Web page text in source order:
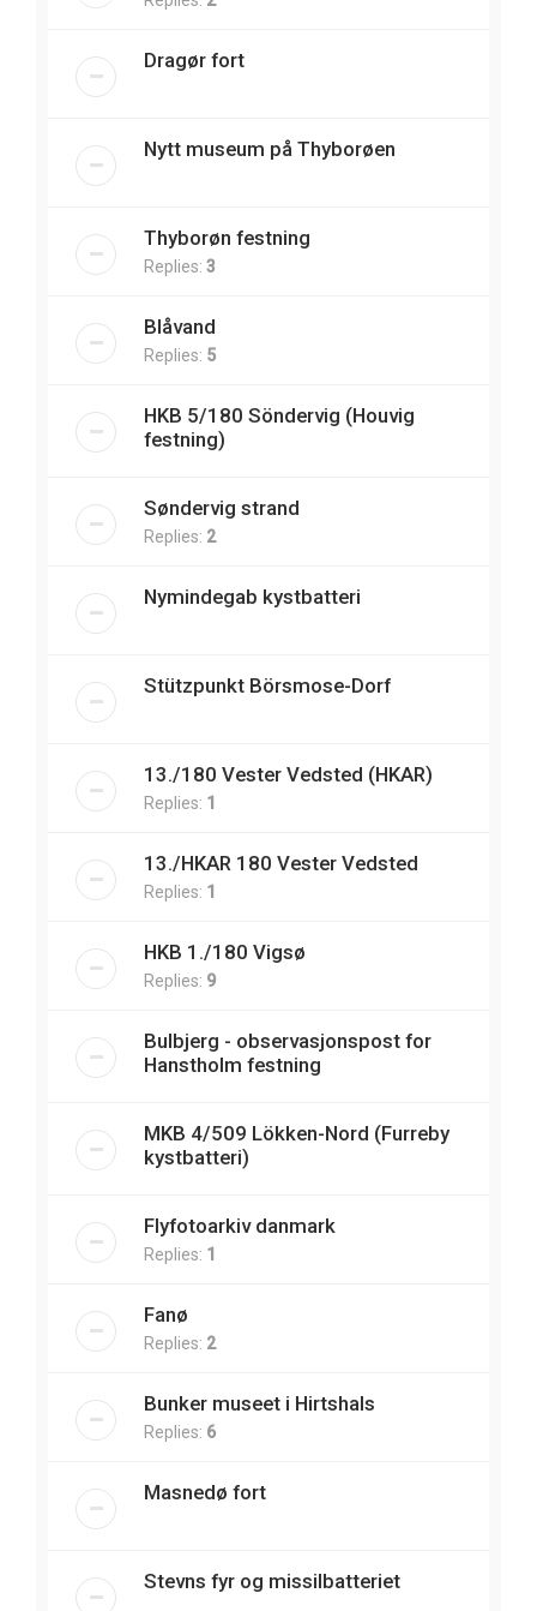
Dragør fort
Nytt museum på Thyborøen
Thyborøn festning
Replies: 3
Blåvand
Replies: 5
HKB 5/180 Söndervig (Houvig
festning)
Søndervig strand
Replies: 2
Nymindegab kystbatteri
Stützpunkt Börsmose-Dorf
13./180 Vester Vedsted (HKAR)
Replies: 1
13./HKAR 180 Vester Vedsted
Replies: 1
HKB 1./180 Vigsø
Replies: 9
Bulbjerg - observasjonspost for
Hanstholm festning
MKB 4/509 Lökken-Nord (Furreby
kystbatteri)
Flyfotoarkiv danmark
Replies: 1
Fanø
Replies: 2
Bunker museet i Hirtshals
Replies: 6
Masnedø fort
Stevns fyr og missilbatteriet